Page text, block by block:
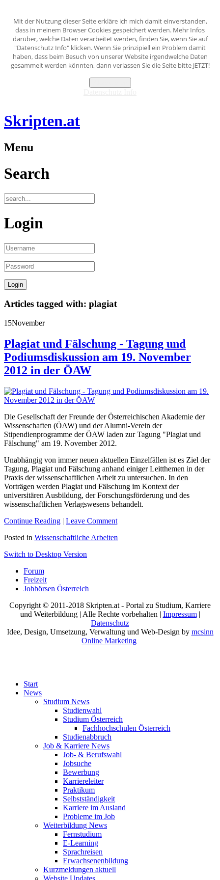
Mit der Nutzung dieser Seite erkläre ich mich damit einverstanden,
dass in meinem Browser Cookies gespeichert werden. Mehr Infos
darüber, welche Daten verarbeitet werden, finden Sie, wenn Sie auf
"Datenschutz Info" klicken. Wenn Sie prinzipiell ein Problem damit
haben, dass beim Besuch von unserer Website irgendwelche Daten
gesammelt werden könnten, dann verlassen Sie die Seite bitte JETZT!
Skripten.at
Menu
Search
Login
Articles tagged with: plagiat
15November
Plagiat und Fälschung - Tagung und
Podiumsdiskussion am 19. November
2012 in der ÖAW
Die Gesellschaft der Freunde der Österreichischen Akademie der
Wissenschaften (ÖAW) und der Alumni-Verein der
Stipendienprogramme der ÖAW laden zur Tagung "Plagiat und
Fälschung" am 19. November 2012.
Unabhängig von immer neuen aktuellen Einzelfällen ist es Ziel der
Tagung, Plagiat und Fälschung anhand einiger Leitthemen in der
Praxis der wissenschaftlichen Arbeit zu untersuchen. In den
Vorträgen werden Plagiat und Fälschung im Kontext der
universitären Ausbildung, der Forschungsförderung und des
wissenschaftlichen Verlagswesens behandelt.
Continue Reading | Leave Comment
Posted in Wissenschaftliche Arbeiten
Switch to Desktop Version
Forum
Freizeit
Jobbörsen Österreich
Copyright © 2011-2018 Skripten.at - Portal zu Studium, Karriere
und Weiterbildung | Alle Rechte vorbehalten | Impressum|
Datenschutz
Idee, Design, Umsetzung, Verwaltung und Web-Design by mcsinn
Online Marketing
Start
News
Studium News
Studienwahl
Studium Österreich
Fachhochschulen Österreich
Studienabbruch
Job & Karriere News
Job- & Berufswahl
Jobsuche
Bewerbung
Karriereleiter
Praktikum
Selbstständigkeit
Karriere im Ausland
Probleme im Job
Weiterbildung News
Fernstudium
E-Learning
Sprachreisen
Erwachsenenbildung
Kurzmeldungen aktuell
Website Updates